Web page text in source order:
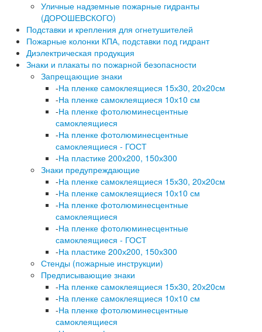
Уличные надземные пожарные гидранты
(ДОРОШЕВСКОГО)
Подставки и крепления для огнетушителей
Пожарные колонки КПА, подставки под гидрант
Диэлектрическая продукция
Знаки и плакаты по пожарной безопасности
Запрещающие знаки
-На пленке самоклеящиеся 15х30, 20х20см
-На пленке самоклеящиеся 10х10 см
-На пленке фотолюминесцентные
самоклеящиеся
-На пленке фотолюминесцентные
самоклеящиеся - ГОСТ
-На пластике 200х200, 150х300
Знаки предупреждающие
-На пленке самоклеящиеся 15х30, 20х20см
-На пленке самоклеящиеся 10х10 см
-На пленке фотолюминесцентные
самоклеящиеся
-На пленке фотолюминесцентные
самоклеящиеся - ГОСТ
-На пластике 200х200, 150х300
Стенды (пожарные инструкции)
Предписывающие знаки
-На пленке самоклеящиеся 15х30, 20х20см
-На пленке самоклеящиеся 10х10 см
-На пленке фотолюминесцентные
самоклеящиеся